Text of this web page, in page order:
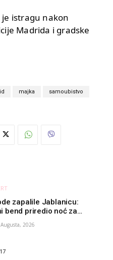
je istragu nakon
Madrida i gradske
majka samoubistvo
zapalile Jablanicu:
bend priredio noć za
2026